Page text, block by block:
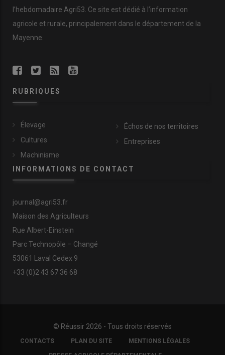
l’hebdomadaire Agri53. Ce site est dédié à l’information
agricole et rurale, principalement dans le département de la
Mayenne.
RUBRIQUES
Élevage
Cultures
Machinisme
Échos de nos territoires
Entreprises
INFORMATIONS DE CONTACT
journal@agri53.fr
Maison des Agriculteurs
Rue Albert-Einstein
Parc Technopôle – Changé
53061 Laval Cedex 9
+33 (0)2 43 67 36 68
© Réussir 2026 - Tous droits réservés
FOOTER
COPYRIGHT
CONTACTS PLAN DU SITE MENTIONS LÉGALES